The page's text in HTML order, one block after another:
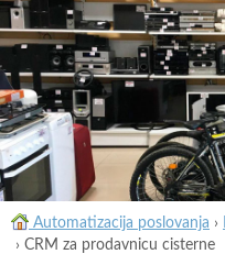
Automatizacija poslovanja ›
› CRM za prodavnicu cisterne